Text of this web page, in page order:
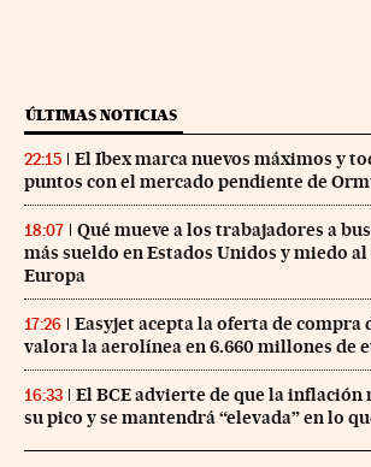
ÚLTIMAS NOTICIAS
22:15
El Ibex marca nuevos máximos y
puntos con el mercado pendiente de
18:07
Qué mueve a los trabajadores a
más sueldo en Estados Unidos y miedo
Europa
17:26
Easyjet acepta la oferta de compra
valora la aerolínea en 6.660 millones de
16:33
El BCE advierte de que la inflación
su pico y se mantendrá “elevada” en lo